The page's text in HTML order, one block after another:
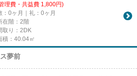
理費・共益費 1,800円)
：0ヶ月｜礼：0ヶ月
在階：2階
取り：2DK
積：40.04㎡
夢前